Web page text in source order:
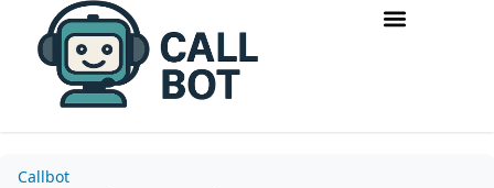
Callbot